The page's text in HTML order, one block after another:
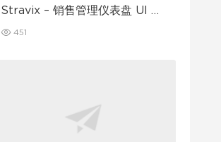
Stravix – 销售管理仪表盘 UI Fi
451